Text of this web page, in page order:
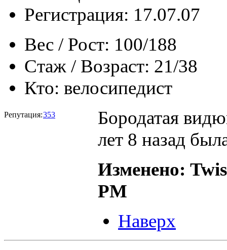
Регистрация: 17.07.07
Вес / Рост: 100/188
Стаж / Возраст: 21/38
Кто: велосипедист
Репутация:353
Бородатая
лет 8 назад
Изменено:
PM
Наверх